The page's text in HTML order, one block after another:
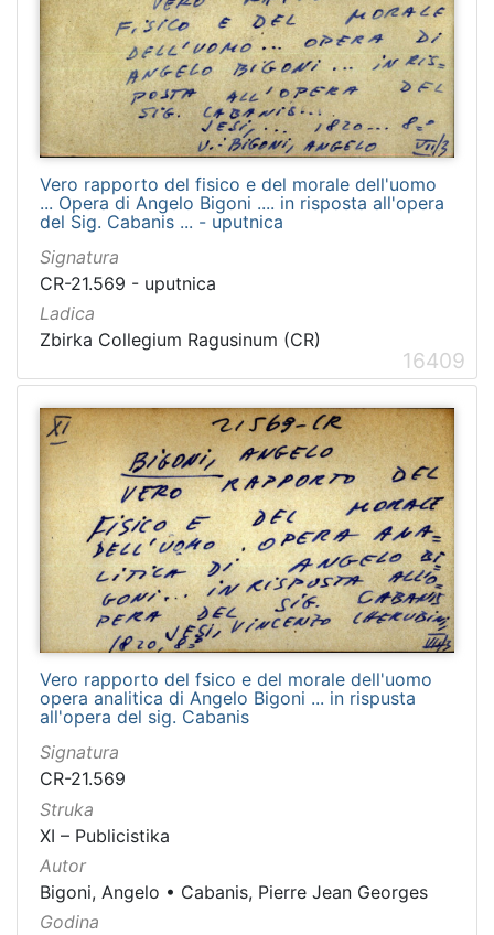
Vero rapporto del fisico e del morale dell'uomo
... Opera di Angelo Bigoni .... in risposta all'opera
del Sig. Cabanis ... - uputnica
Signatura
CR-21.569 - uputnica
Ladica
Zbirka Collegium Ragusinum (CR)
16409
Vero rapporto del fsico e del morale dell'uomo
opera analitica di Angelo Bigoni ... in rispusta
all'opera del sig. Cabanis
Signatura
CR-21.569
Struka
XI – Publicistika
Autor
Bigoni, Angelo • Cabanis, Pierre Jean Georges
Godina